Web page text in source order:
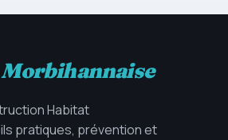
Morbihannaise
Habitat
pratiques, prévention et